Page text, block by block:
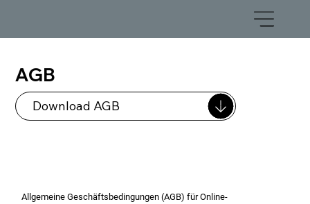
AGB
Download AGB
Allgemeine Geschäftsbedingungen (AGB) für Online-